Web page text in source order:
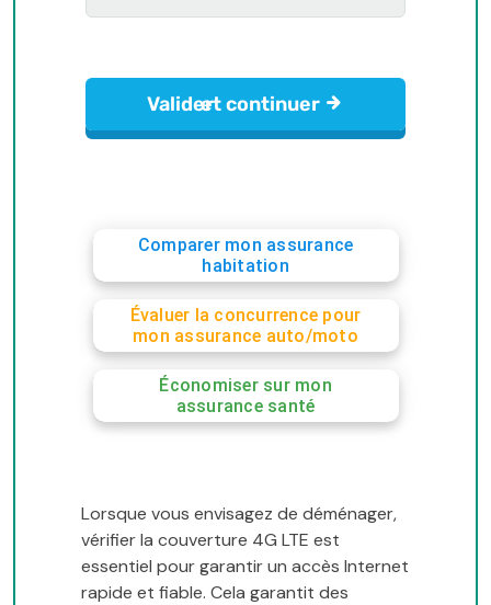
Comparer mon assurance
habitation
Évaluer la concurrence pour
mon assurance auto/moto
Économiser sur mon
assurance santé
Lorsque vous envisagez de déménager,
vérifier la couverture 4G LTE est
essentiel pour garantir un accès Internet
rapide et fiable. Cela garantit des